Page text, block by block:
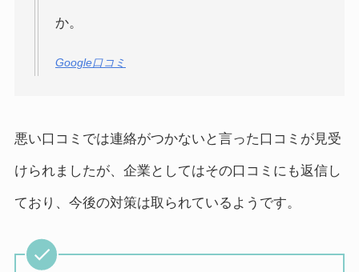
か。
Google口コミ
悪い口コミでは連絡がつかないと言った口コミが見受
けられましたが、企業としてはその口コミにも返信し
ており、今後の対策は取られているようです。